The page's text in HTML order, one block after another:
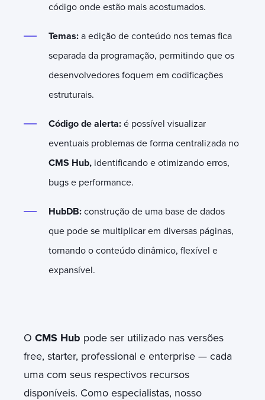
código onde estão mais acostumados.
Temas: a edição de conteúdo nos temas fica
separada da programação, permitindo que os
desenvolvedores foquem em codificações
estruturais.
Código de alerta: é possível visualizar
eventuais problemas de forma centralizada no
CMS Hub, identificando e otimizando erros,
bugs e performance.
HubDB: construção de uma base de dados
que pode se multiplicar em diversas páginas,
tornando o conteúdo dinâmico, flexível e
expansível.
O CMS Hub pode ser utilizado nas versões
free, starter, professional e enterprise — cada
uma com seus respectivos recursos
disponíveis. Como especialistas, nosso